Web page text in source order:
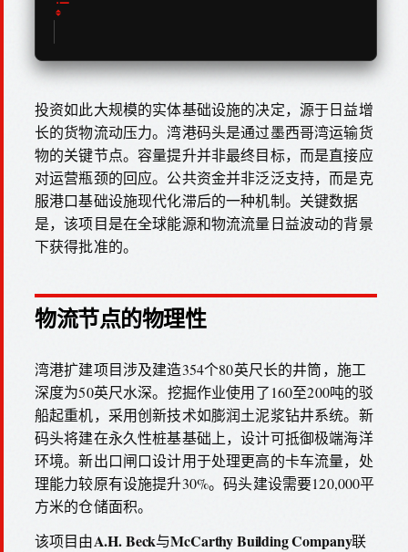
投资如此大规模的实体基础设施的决定，源于日益增
长的货物流动压力。湾港码头是通过墨西哥湾运输货
物的关键节点。容量提升并非最终目标，而是直接应
对运营瓶颈的回应。公共资金并非泛泛支持，而是克
服港口基础设施现代化滞后的一种机制。关键数据
是，该项目是在全球能源和物流流量日益波动的背景
下获得批准的。
物流节点的物理性
湾港扩建项目涉及建造354个80英尺长的井筒，施工
深度为50英尺水深。挖掘作业使用了160至200吨的驳
船起重机，采用创新技术如膨润土泥浆钻井系统。新
码头将建在永久性桩基基础上，设计可抵御极端海洋
环境。新出口闸口设计用于处理更高的卡车流量，处
理能力较原有设施提升30%。码头建设需要120,000平
方米的仓储面积。
该项目由A.H. Beck与McCarthy Building Company联